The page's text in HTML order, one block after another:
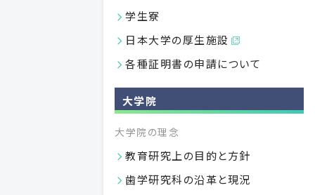
学生寮
日本大学の厚生施設
各種証明書の申請について
大学院
大学院の理念
教育研究上の目的と方針
歯学研究科の沿革と現況
付属施設
図書館
歯科病院
歯科衛生専門学校